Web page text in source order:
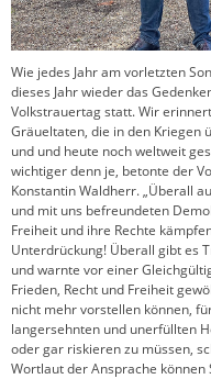
Wie jedes Jahr am vorletzten
dieses Jahr wieder das
Volkstrauertag statt. Wir
Gräueltaten, die in den Kriegen
und und heute noch weltweit
wichtiger denn je, betonte der
Konstantin Waldherr. „Überall
und mit uns befreundeten
Freiheit und ihre Rechte
Unterdrückung! Überall gibt es
und warnte vor einer
Frieden, Recht und Freiheit
nicht mehr vorstellen können,
langersehnten und unerfüllten
oder gar riskieren zu müssen,
Wortlaut der Ansprache